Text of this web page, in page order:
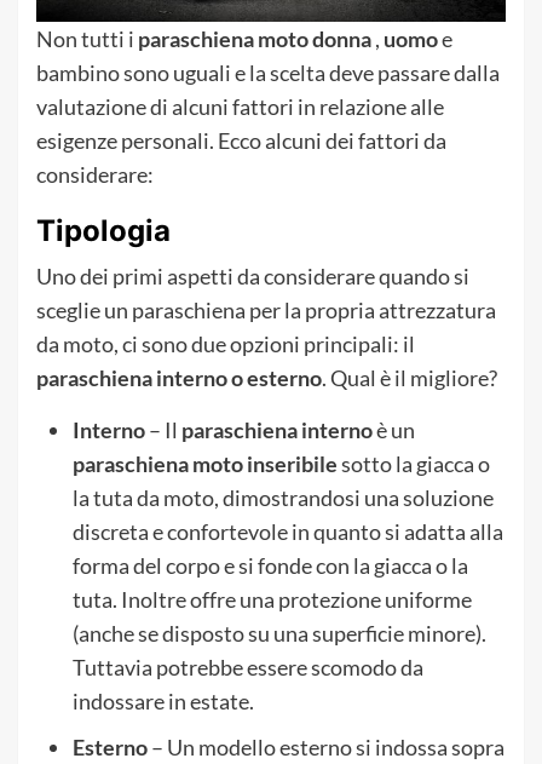
Non tutti i paraschiena moto donna, uomoe
bambino sono uguali e la scelta deve passare dalla
valutazione di alcuni fattori in relazione alle
esigenze personali. Ecco alcuni dei fattori da
considerare:
Tipologia
Uno dei primi aspetti da considerare quando si
sceglie un paraschiena per la propria attrezzatura
da moto, ci sono due opzioni principali: il
paraschiena interno o esterno. Qual è il migliore?
Interno– Il paraschiena internoè un
paraschiena moto inseribilesotto la giacca o
la tuta da moto, dimostrandosi una soluzione
discreta e confortevole in quanto si adatta alla
forma del corpo e si fonde con la giacca o la
tuta. Inoltre offre una protezione uniforme
(anche se disposto su una superficie minore).
Tuttavia potrebbe essere scomodo da
indossare in estate.
Esterno– Un modello esterno si indossa sopra